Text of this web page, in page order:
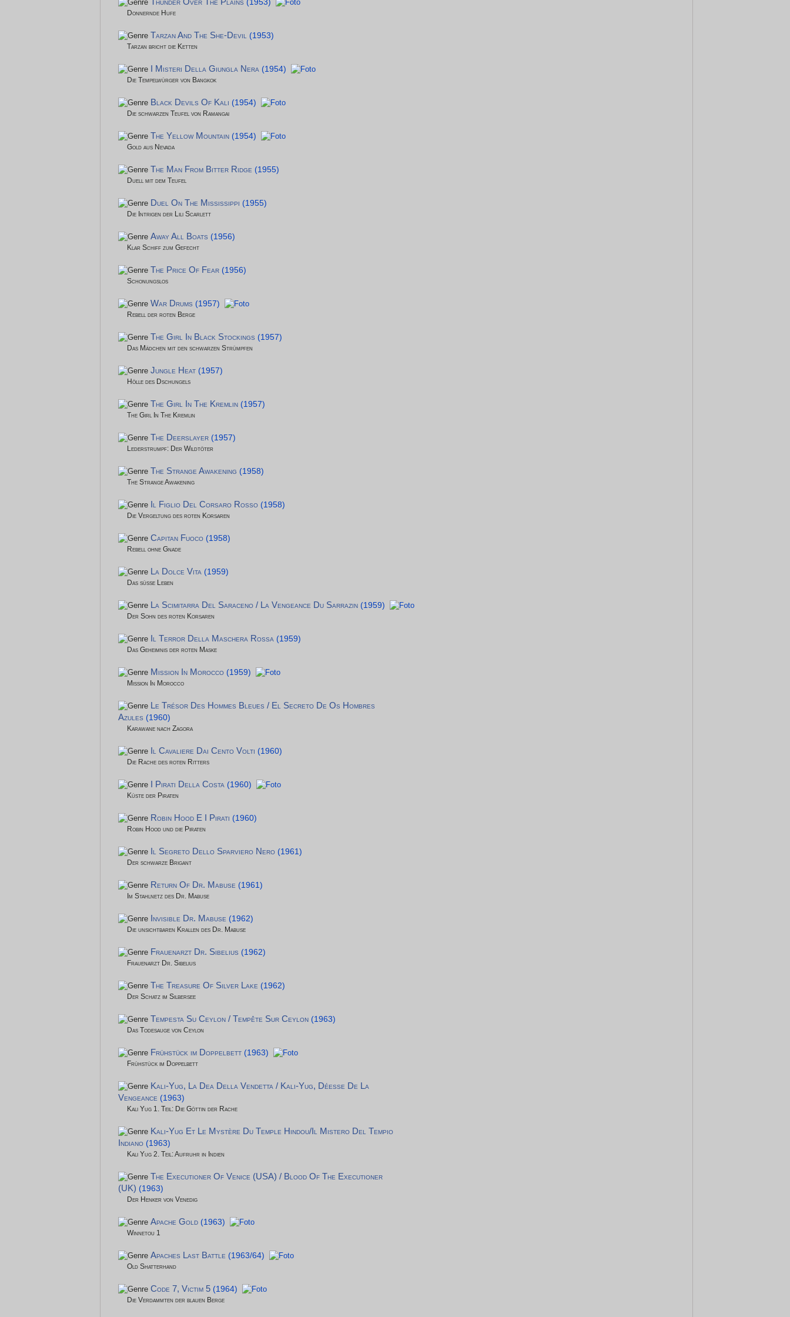
Thunder Over The Plains (1953)
Donnernde Hufe
Tarzan And The She-Devil (1953)
Tarzan bricht die Ketten
I Misteri Della Giungla Nera (1954)
Die Tempelwürger von Bangkok
Black Devils Of Kali (1954)
Die schwarzen Teufel von Ramangai
The Yellow Mountain (1954)
Gold aus Nevada
The Man From Bitter Ridge (1955)
Duell mit dem Teufel
Duel On The Mississippi (1955)
Die Intrigen der Lili Scarlett
Away All Boats (1956)
Klar Schiff zum Gefecht
The Price Of Fear (1956)
Schonungslos
War Drums (1957)
Rebell der roten Berge
The Girl In Black Stockings (1957)
Das Mädchen mit den schwarzen Strümpfen
Jungle Heat (1957)
Hölle des Dschungels
The Girl In The Kremlin (1957)
The Girl In The Kremlin
The Deerslayer (1957)
Lederstrumpf: Der Wildtöter
The Strange Awakening (1958)
The Strange Awakening
Il Figlio Del Corsaro Rosso (1958)
Die Vergeltung des roten Korsaren
Capitan Fuoco (1958)
Rebell ohne Gnade
La Dolce Vita (1959)
Das süße Leben
La Scimitarra Del Saraceno / La Vengeance Du Sarrazin (1959)
Der Sohn des roten Korsaren
Il Terror Della Maschera Rossa (1959)
Das Geheimnis der roten Maske
Mission In Morocco (1959)
Mission In Morocco
Le Trésor Des Hommes Bleues / El Secreto De Os Hombres
Azules (1960)
Karawane nach Zagora
Il Cavaliere Dai Cento Volti (1960)
Die Rache des roten Ritters
I Pirati Della Costa (1960)
Küste der Piraten
Robin Hood E I Pirati (1960)
Robin Hood und die Piraten
Il Segreto Dello Sparviero Nero (1961)
Der schwarze Brigant
Return Of Dr. Mabuse (1961)
Im Stahlnetz des Dr. Mabuse
Invisible Dr. Mabuse (1962)
Die unsichtbaren Krallen des Dr. Mabuse
Frauenarzt Dr. Sibelius (1962)
Frauenarzt Dr. Sibelius
The Treasure Of Silver Lake (1962)
Der Schatz im Silbersee
Tempesta Su Ceylon / Tempête Sur Ceylon (1963)
Das Todesauge von Ceylon
Frühstück im Doppelbett (1963)
Frühstück im Doppelbett
Kali-Yug, La Dea Della Vendetta / Kali-Yug, Déesse De La
Vengeance (1963)
Kali Yug 1. Teil: Die Göttin der Rache
Kali-Yug Et Le Mystère Du Temple Hindou/Il Mistero Del Tempio
Indiano (1963)
Kali Yug 2. Teil: Aufruhr in Indien
The Executioner Of Venice (USA) / Blood Of The Executioner
(UK) (1963)
Der Henker von Venedig
Apache Gold (1963)
Winnetou 1
Apaches Last Battle (1963/64)
Old Shatterhand
Code 7, Victim 5 (1964)
Die Verdammten der blauen Berge